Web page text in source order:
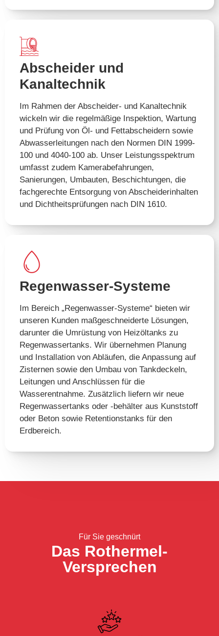
Abscheider und
Kanaltechnik
Im Rahmen der Abscheider- und Kanaltechnik
wickeln wir die regelmäßige Inspektion, Wartung
und Prüfung von Öl- und Fettabscheidern sowie
Abwasserleitungen nach den Normen DIN 1999-
100 und 4040-100 ab. Unser Leistungsspektrum
umfasst zudem Kamerabefahrungen,
Sanierungen, Umbauten, Beschichtungen, die
fachgerechte Entsorgung von Abscheiderinhalten
und Dichtheitsprüfungen nach DIN 1610.
Regenwasser-Systeme
Im Bereich „Regenwasser-Systeme“ bieten wir
unseren Kunden maßgeschneiderte Lösungen,
darunter die Umrüstung von Heizöltanks zu
Regenwassertanks. Wir übernehmen Planung
und Installation von Abläufen, die Anpassung auf
Zisternen sowie den Umbau von Tankdeckeln,
Leitungen und Anschlüssen für die
Wasserentnahme. Zusätzlich liefern wir neue
Regenwassertanks oder -behälter aus Kunststoff
oder Beton sowie Retentionstanks für den
Erdbereich.
Für Sie geschnürt
Das Rothermel-
Versprechen